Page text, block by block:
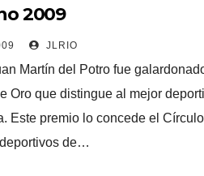
2009
JLRIO
Martín del Potro fue
Oro que distingue al mejor
Este premio lo concede el
de…